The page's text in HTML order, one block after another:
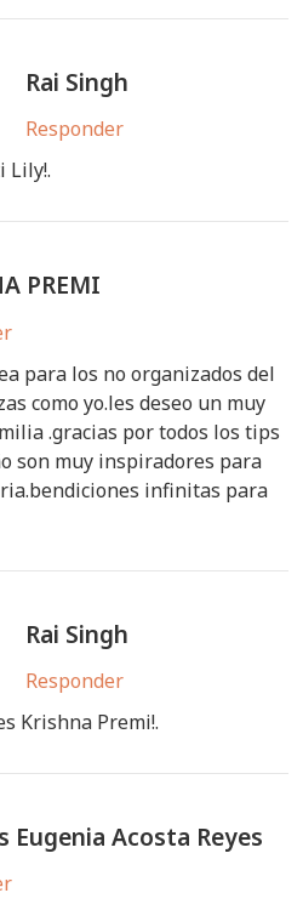
Rai Singh
Responder
Lily!.
PREMI
para los no organizados del
como yo.les deseo un muy
.gracias por todos los tips
son muy inspiradores para
infinitas para
Rai Singh
Responder
Krishna Premi!.
Eugenia Acosta Reyes